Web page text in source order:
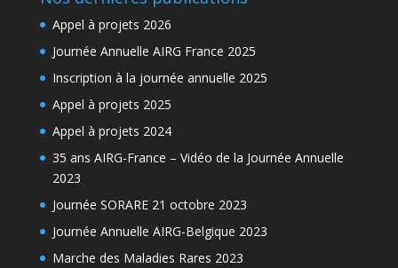
Appel à projets 2026
Journée Annuelle AIRG France 2025
Inscription à la journée annuelle 2025
Appel à projets 2025
Appel à projets 2024
35 ans AIRG-France – Vidéo de la Journée Annuelle
2023
Journée SORARE 21 octobre 2023
Journée Annuelle AIRG-Belgique 2023
Marche des Maladies Rares 2023